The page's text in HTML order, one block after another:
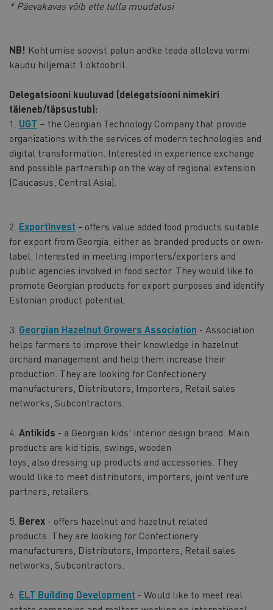
* Päevakavas võib ette tulla muudatusi
NB! Kohtumise soovist palun andke teada alloleva vormi
kaudu hiljemalt 1.oktoobril.
Delegatsiooni kuuluvad (delegatsiooni nimekiri
täieneb/täpsustub):
1. UGT – the Georgian Technology Company that provide
organizations with the services of modern technologies and
digital transformation. Interested in experience exchange
and possible partnership on the way of regional extension
(Caucasus, Central Asia).
2. ExportInvest - offers value added food products suitable
for export from Georgia, either as branded products or own-
label. Interested in meeting importers/exporters and
public agencies involved in food sector. They would like to
promote Georgian products for export purposes and identify
Estonian product potential.
3. Georgian Hazelnut Growers Association - Association
helps farmers to improve their knowledge in hazelnut
orchard management and help them increase their
production. They are looking for Confectionery
manufacturers, Distributors, Importers, Retail sales
networks, Subcontractors.
4. Antikids - a Georgian kids' interior design brand. Main
products are kid tipis, swings, wooden
toys, also dressing up products and accessories. They
would like to meet distributors, importers, joint venture
partners, retailers.
5. Berex - offers hazelnut and hazelnut related
products. They are looking for Confectionery
manufacturers, Distributors, Importers, Retail sales
networks, Subcontractors.
6. ELT Building Development - Would like to meet real